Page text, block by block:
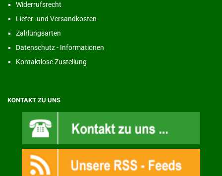
Widerrufsrecht
Liefer- und Versandkosten
Zahlungsarten
Datenschutz - Informationen
Kontaktlose Zustellung
KONTAKT ZU UNS